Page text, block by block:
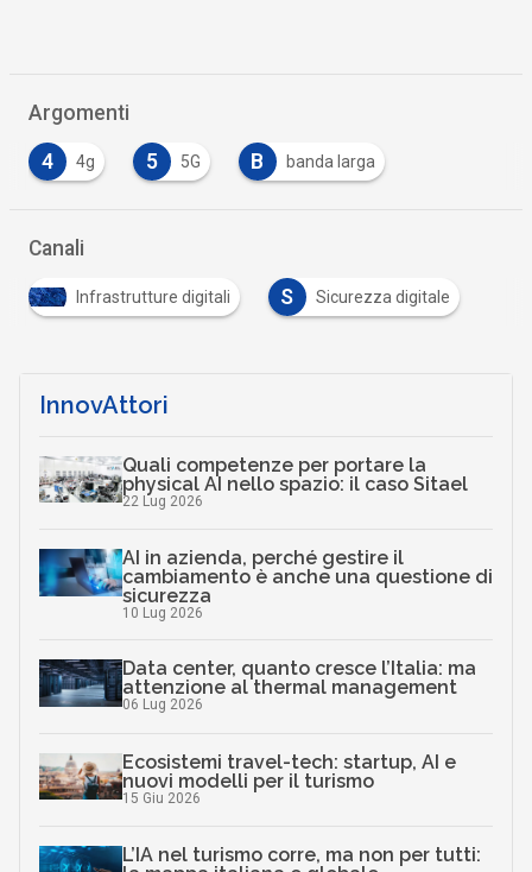
Argomenti
4 4g 5 5G B banda larga
Canali
Infrastrutture digitali S Sicurezza digitale
InnovAttori
Quali competenze per portare la
physical AI nello spazio: il caso Sitael
22 Lug 2026
AI in azienda, perché gestire il
cambiamento è anche una questione di
sicurezza
10 Lug 2026
Data center, quanto cresce l’Italia: ma
attenzione al thermal management
06 Lug 2026
Ecosistemi travel-tech: startup, AI e
nuovi modelli per il turismo
15 Giu 2026
L’IA nel turismo corre, ma non per tutti: